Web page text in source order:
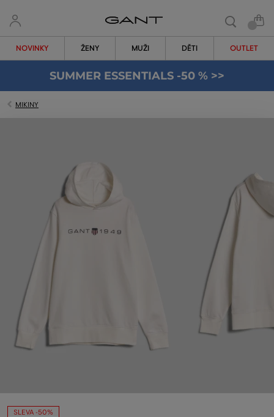
NOVINKY ŽENY MUŽI DĚTI OUTLET
SUMMER ESSENTIALS -50 % >>
MIKINY
SLEVA -50%